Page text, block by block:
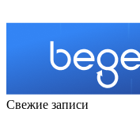
Свежие записи